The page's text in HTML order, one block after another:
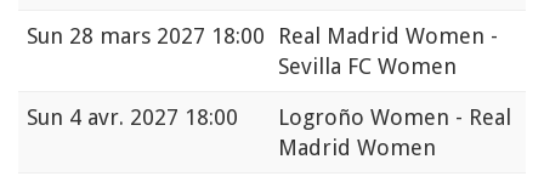
Sun 28 mars 2027 18:00
Real Madrid Women -
Sevilla FC Women
Sun 4 avr. 2027 18:00
Logroño Women - Real
Madrid Women